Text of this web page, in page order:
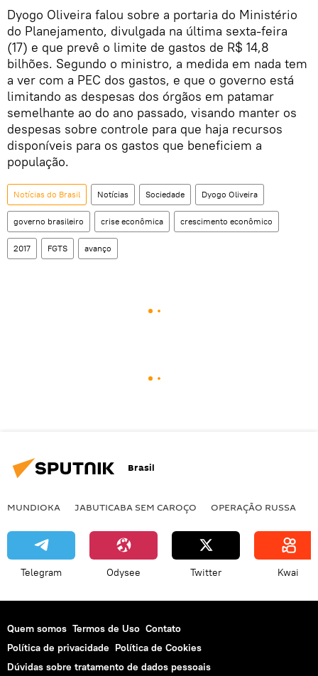
Dyogo Oliveira falou sobre a portaria do Ministério
do Planejamento, divulgada na última sexta-feira
(17) e que prevê o limite de gastos de R$ 14,8
bilhões. Segundo o ministro, a medida em nada tem
a ver com a PEC dos gastos, e que o governo está
limitando as despesas dos órgãos em patamar
semelhante ao do ano passado, visando manter os
despesas sobre controle para que haja recursos
disponíveis para os gastos que beneficiem a
população.
Notícias do Brasil Notícias Sociedade Dyogo Oliveira
governo brasileiro crise econômica crescimento econômico
2017 FGTS avanço
Brasil
MUNDIOKA JABUTICABA SEM CAROÇO OPERAÇÃO RUSSA
Telegram Odysee Twitter Kwai
Quem somos Termos de Uso Contato
Política de privacidade Política de Cookies
Dúvidas sobre tratamento de dados pessoais